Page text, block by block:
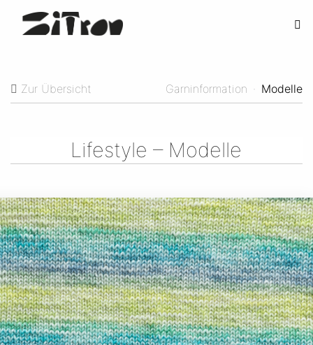
Zur Übersicht Garninformation · Modelle
Lifestyle – Modelle